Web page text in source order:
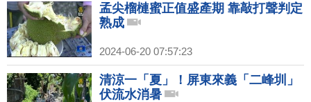
孟尖榴槤蜜正值盛產期 靠敲打聲判定
熟成
2024-06-20 07:57:23
清涼一「夏」！屏東來義「二峰圳」
伏流水消暑